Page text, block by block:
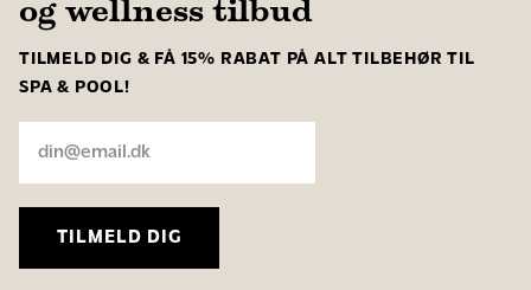
og wellness tilbud
TILMELD DIG & FÅ 15% RABAT PÅ ALT TILBEHØR TIL
SPA & POOL!
TILMELD DIG